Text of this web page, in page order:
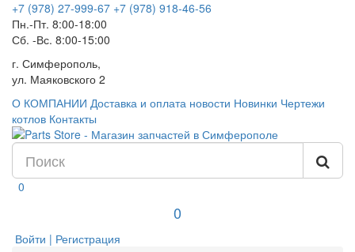
+7 (978) 27-999-67 +7 (978) 918-46-56
Пн.-Пт. 8:00-18:00
Сб. -Вс. 8:00-15:00
г. Симферополь,
ул. Маяковского 2
О КОМПАНИИ Доставка и оплата новости Новинки Чертежи
котлов Контакты
0
0
Войти | Регистрация